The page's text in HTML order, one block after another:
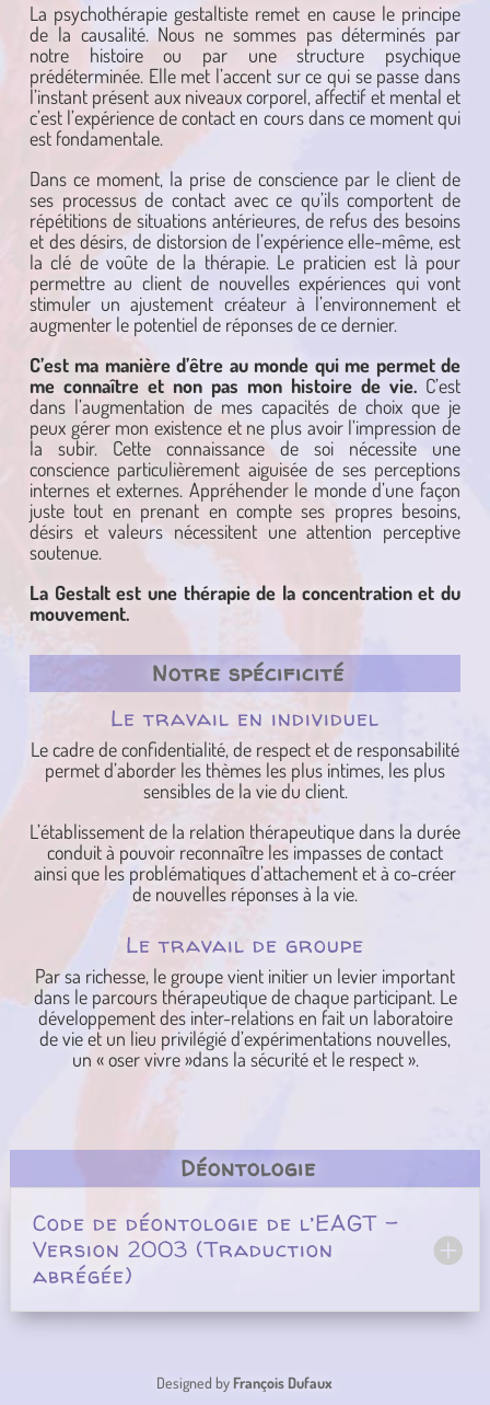
La psychothérapie gestaltiste remet en cause le principe
de la causalité. Nous ne sommes pas déterminés par
notre histoire ou par une structure psychique
prédéterminée. Elle met l’accent sur ce qui se passe dans
l’instant présent aux niveaux corporel, affectif et mental et
c’est l’expérience de contact en cours dans ce moment qui
est fondamentale.
Dans ce moment, la prise de conscience par le client de
ses processus de contact avec ce qu’ils comportent de
répétitions de situations antérieures, de refus des besoins
et des désirs, de distorsion de l’expérience elle-même, est
la clé de voûte de la thérapie. Le praticien est là pour
permettre au client de nouvelles expériences qui vont
stimuler un ajustement créateur à l’environnement et
augmenter le potentiel de réponses de ce dernier.
C’est ma manière d’être au monde qui me permet de
me connaître et non pas mon histoire de vie. C’est
dans l’augmentation de mes capacités de choix que je
peux gérer mon existence et ne plus avoir l’impression de
la subir. Cette connaissance de soi nécessite une
conscience particulièrement aiguisée de ses perceptions
internes et externes. Appréhender le monde d’une façon
juste tout en prenant en compte ses propres besoins,
désirs et valeurs nécessitent une attention perceptive
soutenue.
La Gestalt est une thérapie de la concentration et du
mouvement.
Notre spécificité
Le travail en individuel
Le cadre de confidentialité, de respect et de responsabilité
permet d’aborder les thèmes les plus intimes, les plus
sensibles de la vie du client.
L’établissement de la relation thérapeutique dans la durée
conduit à pouvoir reconnaître les impasses de contact
ainsi que les problématiques d’attachement et à co-créer
de nouvelles réponses à la vie.
Le travail de groupe
Par sa richesse, le groupe vient initier un levier important
dans le parcours thérapeutique de chaque participant. Le
développement des inter-relations en fait un laboratoire
de vie et un lieu privilégié d’expérimentations nouvelles,
un « oser vivre »dans la sécurité et le respect ».
Déontologie
Code de déontologie de l’EAGT -
Version 2003 (Traduction
abrégée)
Designed by François Dufaux